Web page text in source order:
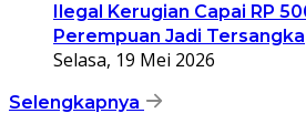
Ilegal Kerugian Capai RP
Perempuan Jadi Tersangka
Selasa, 19 Mei 2026
Selengkapnya